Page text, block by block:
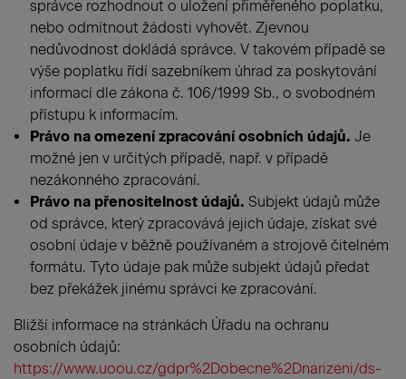
správce rozhodnout o uložení přiměřeného poplatku,
nebo odmítnout žádosti vyhovět. Zjevnou
nedůvodnost dokládá správce. V takovém případě se
výše poplatku řídí sazebníkem úhrad za poskytování
informací dle zákona č. 106/1999 Sb., o svobodném
přístupu k informacím.
Právo na omezení zpracování osobních údajů. Je
možné jen v určitých případě, např. v případě
nezákonného zpracování.
Právo na přenositelnost údajů. Subjekt údajů může
od správce, který zpracovává jejich údaje, získat své
osobní údaje v běžně používaném a strojově čitelném
formátu. Tyto údaje pak může subjekt údajů předat
bez překážek jinému správci ke zpracování.
Bližší informace na stránkách Úřadu na ochranu
osobních údajů:
https://www.uoou.cz/gdpr%2Dobecne%2Dnarizeni/ds-